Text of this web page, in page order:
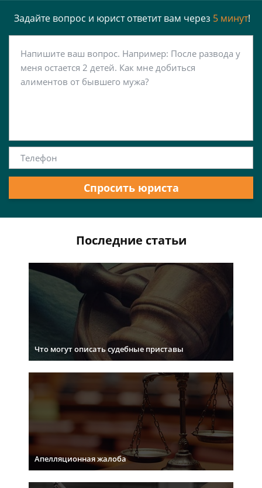
Задайте вопрос и юрист ответит вам через 5 минут!
Спросить юриста
Последние статьи
Что могут описать судебные приставы
Апелляционная жалоба